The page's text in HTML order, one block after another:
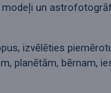
modeļi un
izvēlēties
planētām, bērnam,